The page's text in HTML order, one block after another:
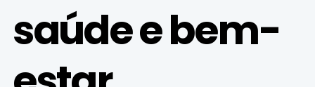
saúde e bem-